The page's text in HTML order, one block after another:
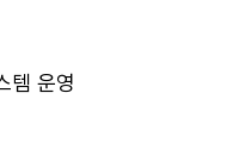
템 운영